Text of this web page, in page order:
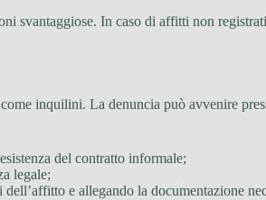
svantaggiose. In caso di affitti non
inquilini. La denuncia può avvenire
del contratto informale;
legale;
e allegando la documentazione